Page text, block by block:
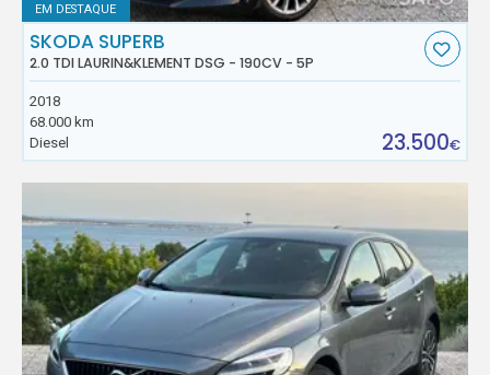
EM DESTAQUE
SKODA SUPERB
2.0 TDI LAURIN&KLEMENT DSG - 190CV - 5P
2018
68.000 km
Diesel
23.500€